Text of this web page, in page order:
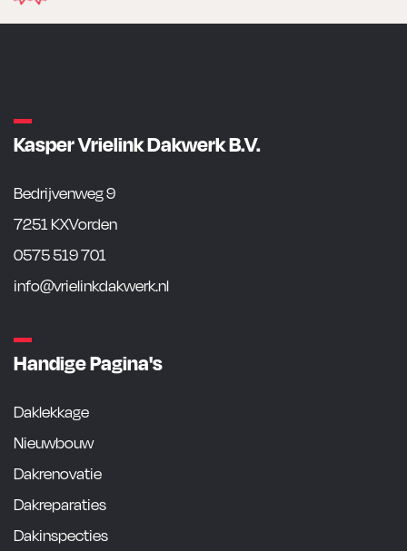
Kasper Vrielink Dakwerk B.V.
Bedrijvenweg 9
7251 KXVorden
0575 519 701
info@vrielinkdakwerk.nl
Handige Pagina's
Daklekkage
Nieuwbouw
Dakrenovatie
Dakreparaties
Dakinspecties